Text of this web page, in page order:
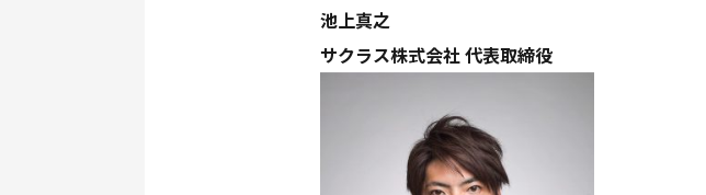
池上真之
サクラス株式会社 代表取締役